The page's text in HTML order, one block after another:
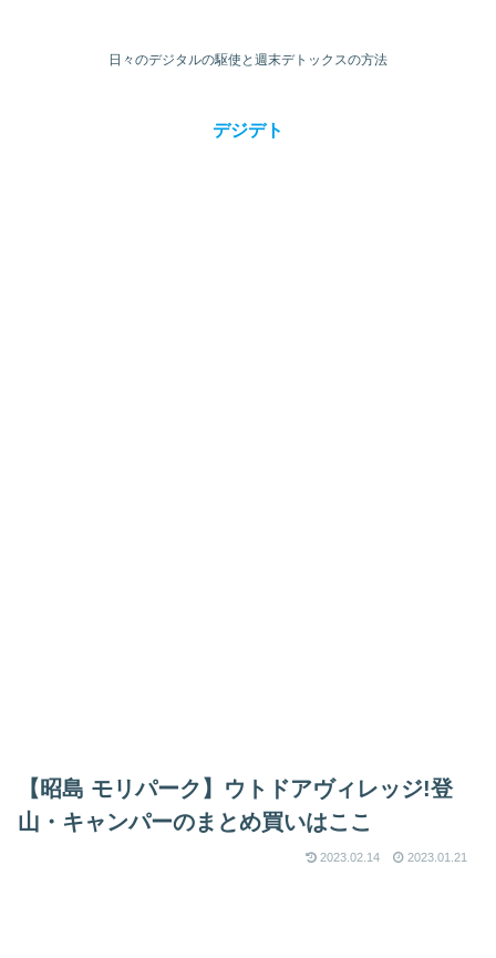
日々のデジタルの駆使と週末デトックスの方法
デジデト
【昭島 モリパーク】ウトドアヴィレッジ!登
山・キャンパーのまとめ買いはここ
2023.02.14 2023.01.21